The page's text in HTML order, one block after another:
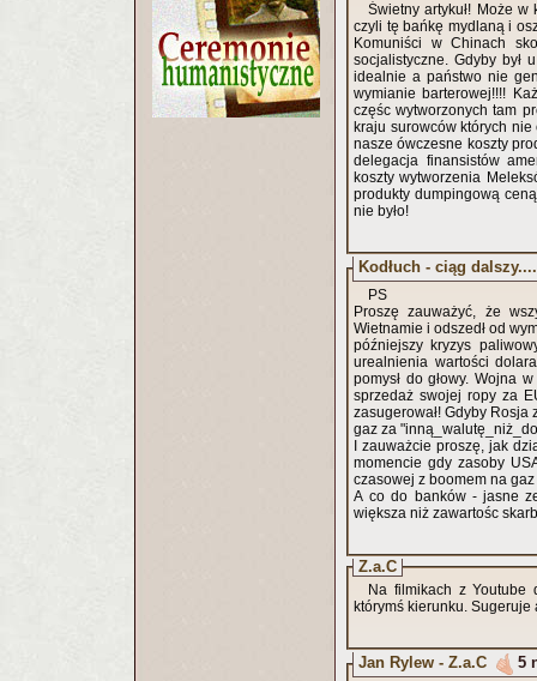
Świetny artykuł! Może
czyli tę bańkę mydlaną i
Komuniści w Chinach
socjalistyczne. Gdyby był
idealnie a państwo nie
wymianie barterowej!!!!
częśc wytworzonych tam
kraju surowców których
nasze ówczesne koszty
delegacja finansistów
koszty wytworzenia
produkty dumpingową
nie było!
Kodłuch - ciąg dalszy....
PS
Proszę zauważyć, że
Wietnamie i odszedł od
późniejszy kryzys
urealnienia wartości
pomysł do głowy. Wojna
sprzedaż swojej ropy za
zasugerował! Gdyby
gaz za
I zauważcie proszę, jak
momencie gdy zasoby
czasowej z boomem na
A co do banków - jasne
większa niż zawartośc
Z.a.C
Na filmikach z Youtube
którymś kierunku.
Jan Rylew - Z.a.C 5